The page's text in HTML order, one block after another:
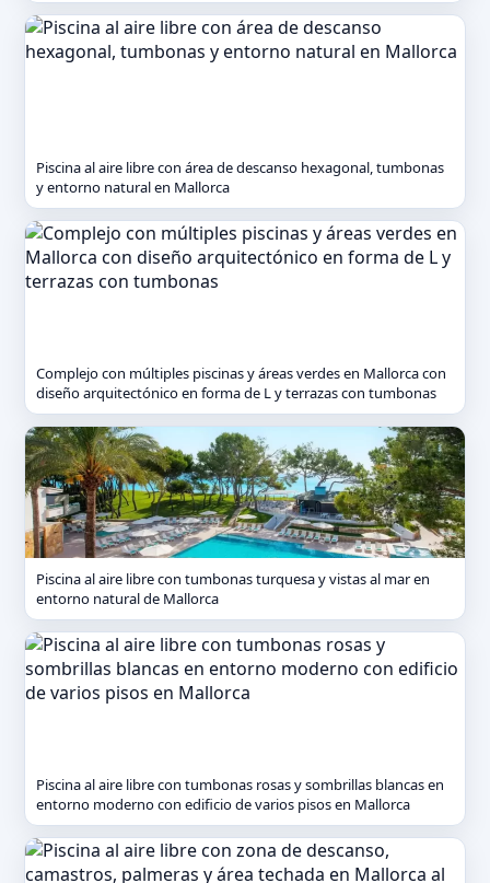
Piscina al aire libre con área de descanso hexagonal, tumbonas
y entorno natural en Mallorca
Complejo con múltiples piscinas y áreas verdes en Mallorca con
diseño arquitectónico en forma de L y terrazas con tumbonas
Piscina al aire libre con tumbonas turquesa y vistas al mar en
entorno natural de Mallorca
Piscina al aire libre con tumbonas rosas y sombrillas blancas en
entorno moderno con edificio de varios pisos en Mallorca